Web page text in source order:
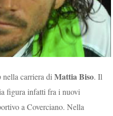
nella carriera diMattia Biso. Il
figura infatti fra i nuovi
a Coverciano. Nella